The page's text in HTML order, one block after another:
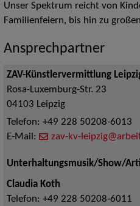
Unser Spektrum reicht von
Familienfeiern, bis hin zu
Ansprechpartner
ZAV-Künstlervermittlung
Rosa-Luxemburg-Str. 23
04103 Leipzig
Telefon: +49 228 50208-6013
E-Mail:
zav-kv-
Unterhaltungsmusik/Show/
Claudia Koth
Telefon: +49 228 50208-6011